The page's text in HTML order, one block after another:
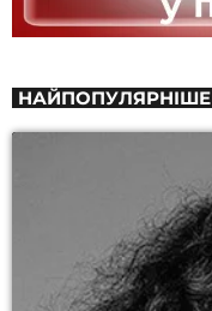
НАЙПОПУЛЯРНІШЕ